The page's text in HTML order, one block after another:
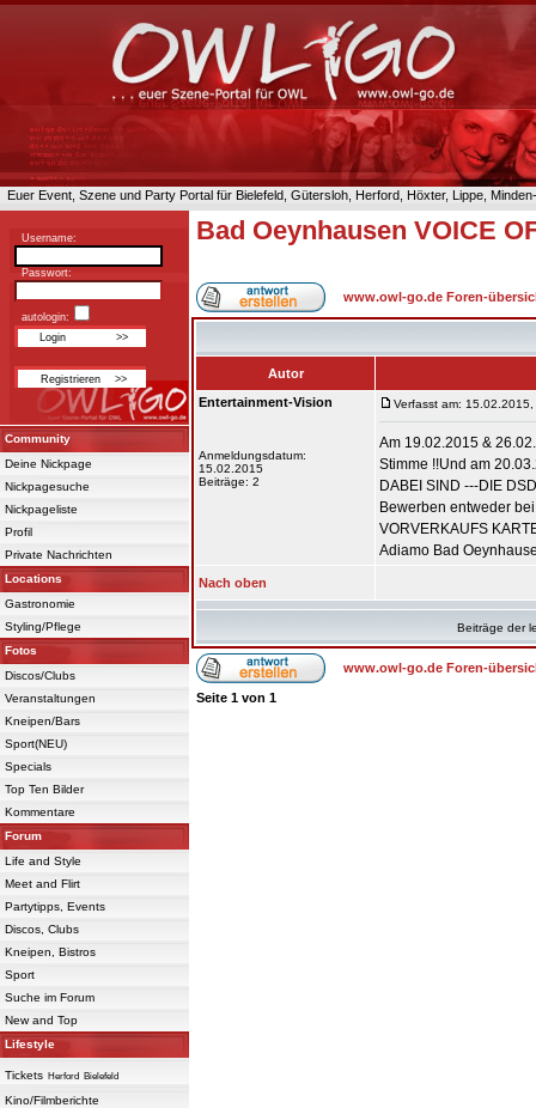
Euer Event, Szene und Party Portal für Bielefeld, Gütersloh, Herford, Höxter, Lippe,
Username:
Passwort:
autologin:
Community
Deine Nickpage
Nickpagesuche
Nickpageliste
Profil
Private Nachrichten
Locations
Gastronomie
Styling/Pflege
Fotos
Discos/Clubs
Veranstaltungen
Kneipen/Bars
Sport(NEU)
Specials
Top Ten Bilder
Kommentare
Forum
Life and Style
Meet and Flirt
Partytipps, Events
Discos, Clubs
Kneipen, Bistros
Sport
Suche im Forum
New and Top
Lifestyle
Tickets Herford Bielefeld
Kino/Filmberichte
Bad Oeynhausen VOICE
www.owl-go.de Foren-
Autor
Entertainment-Vision
Anmeldungsdatum:
15.02.2015
Beiträge: 2
Verfasst am:
Am 19.02.2015 &
Stimme !!Und am
DABEI SIND ---DIE
Bewerben entweder
VORVERKAUFS
Adiamo Bad
Nach oben
Beiträge der
www.owl-go.de Foren-
Seite 1 von 1